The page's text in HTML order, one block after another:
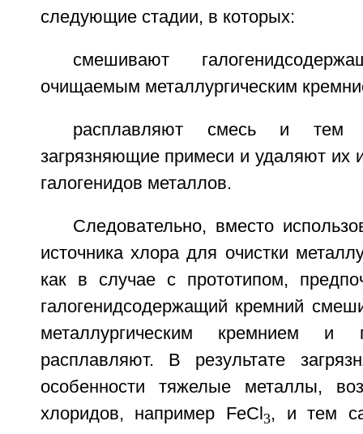
следующие стадии, в которых:
смешивают
очищаемым металлургическим
расплавляют смесь и тем
загрязняющие примеси и удаляют их
галогенидов металлов.
Следовательно, вместо
источника хлора для очистки
как в случае с прототипом,
галогенидсодержащий кремний
металлургическим кремнием и
расплавляют. В результате
особенности тяжелые металлы,
хлоридов, например FeCl 3, и тем